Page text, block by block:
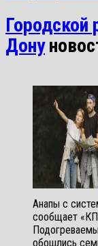
Городской
Дону
Анапы с
сообщает
обошлись